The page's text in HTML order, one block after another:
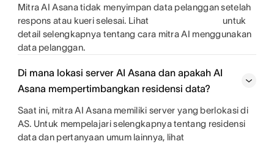
Mitra AI Asana tidak menyimpan data pelanggan setelah
respons atau kueri selesai. Lihat
untuk
detail selengkapnya tentang cara mitra AI menggunakan
data pelanggan.
Di mana lokasi server AI Asana dan apakah AI
Asana mempertimbangkan residensi data?
Saat ini, mitra AI Asana memiliki server yang berlokasi di
AS. Untuk mempelajari selengkapnya tentang residensi
data dan pertanyaan umum lainnya, lihat